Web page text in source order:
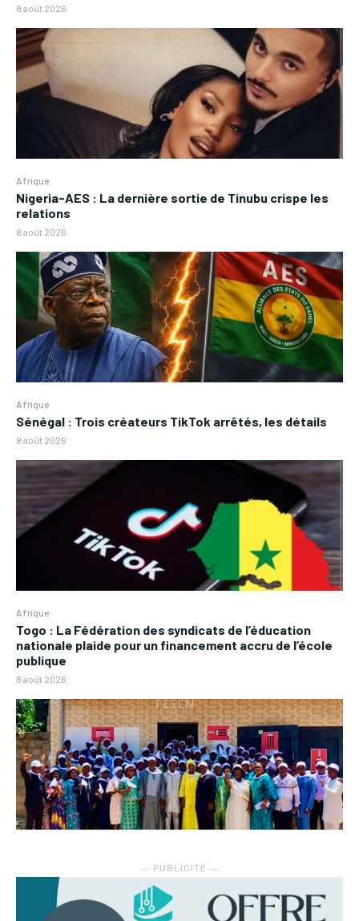
8 août 2026
Afrique
Nigeria-AES : La dernière sortie de Tinubu crispe les
relations
8 août 2026
Afrique
Sénégal : Trois créateurs TikTok arrêtés, les détails
8 août 2026
Afrique
Togo : La Fédération des syndicats de l’éducation
nationale plaide pour un financement accru de l’école
publique
8 août 2026
― PUBLICITE ―